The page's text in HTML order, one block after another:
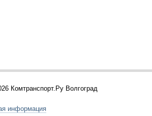
Комтранспорт.Ру Волгоград
информация